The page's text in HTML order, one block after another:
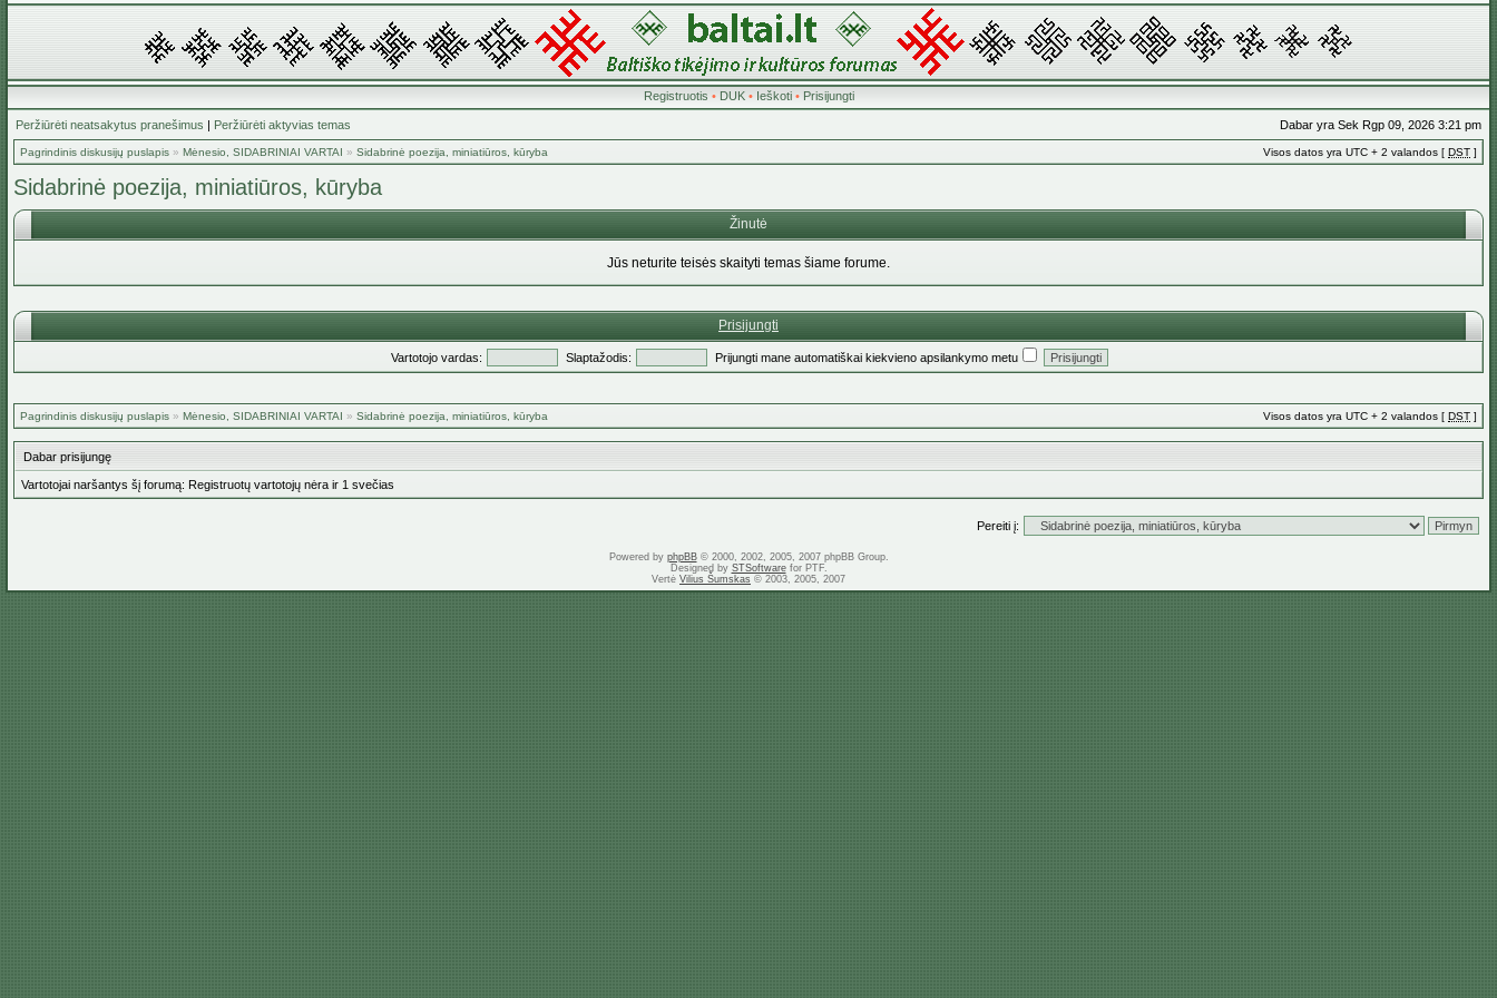
Registruotis • DUK• Ieškoti• Prisijungti
Peržiūrėti neatsakytus pranešimus | Peržiūrėti aktyvias temas Dabar yra Sek Rgp 09, 2026 3:21 pm
Pagrindinis diskusijų puslapis » Mėnesio, SIDABRINIAI VARTAI » Sidabrinė poezija, miniatiūros, kūryba Visos datos yra UTC + 2 valandos [ DST ]
Sidabrinė poezija, miniatiūros, kūryba
Žinutė
Jūs neturite teisės skaityti temas šiame forume.
Prisijungti
Vartotojo vardas: Slaptažodis: Prijungti mane automatiškai kiekvieno apsilankymo metu
Pagrindinis diskusijų puslapis » Mėnesio, SIDABRINIAI VARTAI » Sidabrinė poezija, miniatiūros, kūryba Visos datos yra UTC + 2 valandos [ DST ]
Dabar prisijungę
Vartotojai naršantys šį forumą: Registruotų vartotojų nėra ir 1 svečias
Pereiti į:
Powered by phpBB© 2000, 2002, 2005, 2007 phpBB Group.
Designed by STSoftwarefor PTF.
Vertė Vilius Šumskas © 2003, 2005, 2007